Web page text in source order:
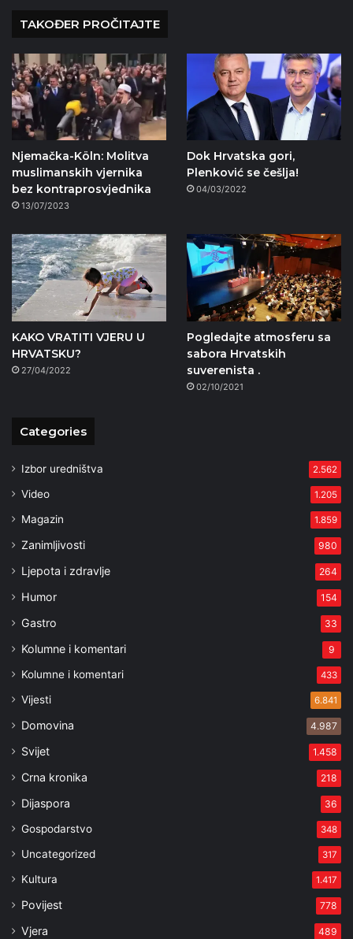
TAKOĐER PROČITAJTE
Njemačka-Köln: Molitva
muslimanskih vjernika
bez kontraprosvjednika
13/07/2023
Dok Hrvatska gori,
Plenković se češlja!
04/03/2022
KAKO VRATITI VJERU U
HRVATSKU?
27/04/2022
Pogledajte atmosferu sa
sabora Hrvatskih
suverenista .
02/10/2021
Categories
Izbor uredništva 2.562
Video 1.205
Magazin 1.859
Zanimljivosti 980
Ljepota i zdravlje 264
Humor 154
Gastro 33
Kolumne i komentari 9
Kolumne i komentari 433
Vijesti 6.841
Domovina 4.987
Svijet 1.458
Crna kronika 218
Dijaspora 36
Gospodarstvo 348
Uncategorized 317
Kultura 1.417
Povijest 778
Vjera 489